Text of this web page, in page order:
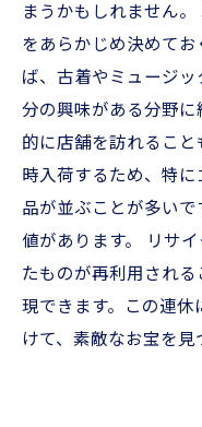
まうかもしれません
をあらかじめ決めて
ば、古着やミュージ
分の興味がある分野に
的に店舗を訪れるこ
時入荷するため、特
品が並ぶことが多い
値があります。 リサ
たものが再利用され
現できます。この連
けて、素敵なお宝を見